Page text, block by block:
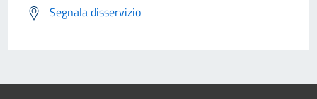
Segnala disservizio